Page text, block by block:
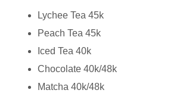
Lychee Tea 45k
Peach Tea 45k
Iced Tea 40k
Chocolate 40k/48k
Matcha 40k/48k